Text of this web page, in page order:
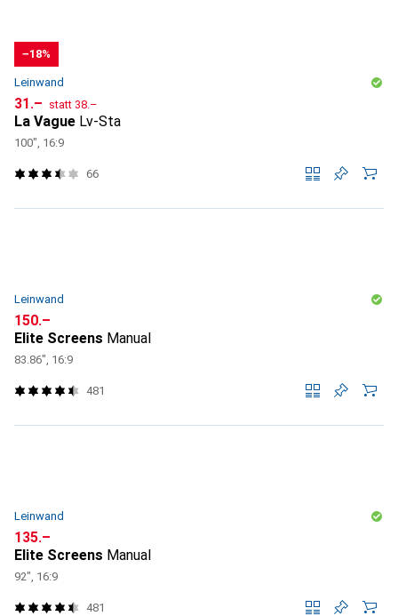
−18%
Leinwand
CHF
31.– statt CHF
38.–
La Vague Lv-Sta
100", 16:9
66
Leinwand
CHF
150.–
Elite Screens Manual
83.86", 16:9
481
Leinwand
CHF
135.–
Elite Screens Manual
92", 16:9
481